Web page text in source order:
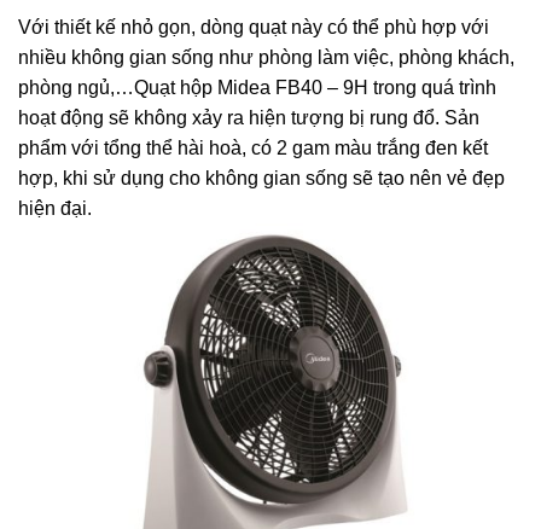
Với thiết kế nhỏ gọn, dòng quạt này có thể phù hợp với
nhiều không gian sống như phòng làm việc, phòng khách,
phòng ngủ,…Quạt hộp Midea FB40 – 9H trong quá trình
hoạt động sẽ không xảy ra hiện tượng bị rung đổ. Sản
phẩm với tổng thể hài hoà, có 2 gam màu trắng đen kết
hợp, khi sử dụng cho không gian sống sẽ tạo nên vẻ đẹp
hiện đại.